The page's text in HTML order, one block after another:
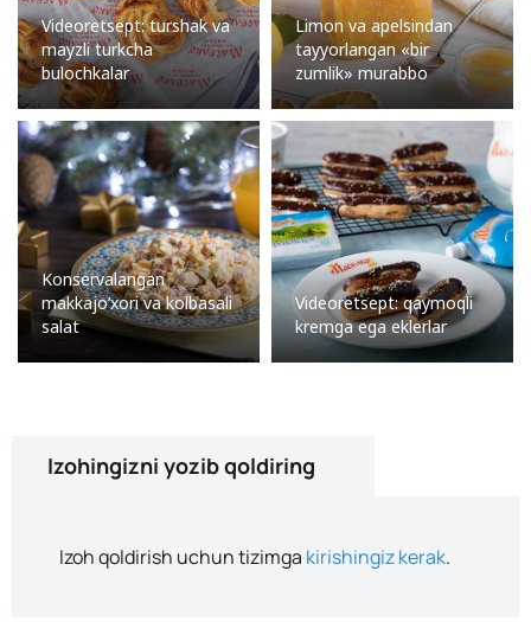
Videoretsept: turshak va
mayzli turkcha
bulochkalar
Limon va apelsindan
tayyorlangan «bir
zumlik» murabbo
Konservalangan
makkajo’xori va kolbasali
salat
Videoretsept: qaymoqli
kremga ega eklerlar
Izohingizni yozib qoldiring
Izoh qoldirish uchun tizimga kirishingiz kerak.